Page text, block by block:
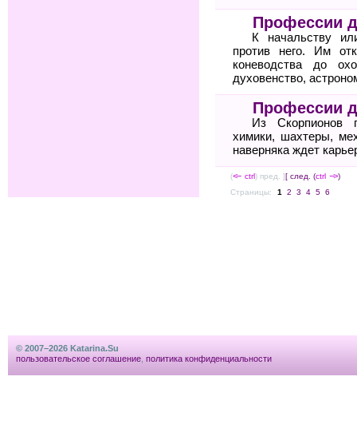
Профессии
К начальству
против него. Им
коневодства до
духовенство,
Профессии
Из Скорпионов
химики, шахтеры,
наверняка ждет
(<-- ctrl) пред. ][ след. (ctrl --> )
Страницы:
1 2 3 4 5 6
© 2007–2026 Katarina.Su
пользовательское соглашение политика конфиденциальности